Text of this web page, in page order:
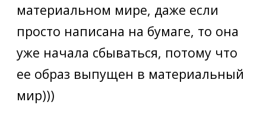
материальном мире, даже если
просто написана на бумаге, то она
уже начала сбываться, потому что
ее образ выпущен в материальный
мир)))